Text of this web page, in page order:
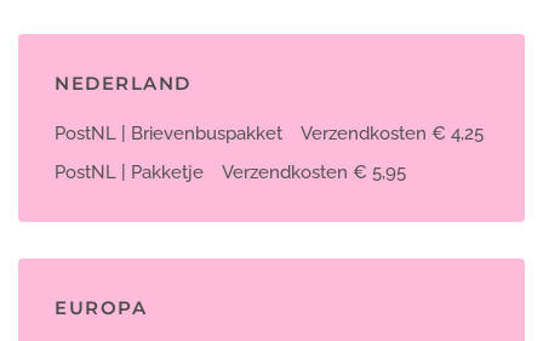
NEDERLAND
PostNL | Brievenbuspakket
Verzendkosten € 4,25
PostNL | Pakketje
Verzendkosten € 5,95
EUROPA